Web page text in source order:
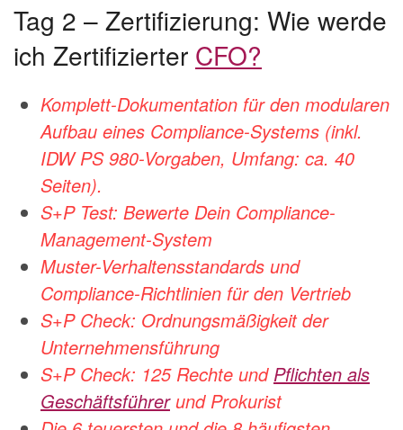
Tag 2 – Zertifizierung: Wie werde
ich Zertifizierter CFO?
Komplett-Dokumentation für den modularen
Aufbau eines Compliance-Systems (inkl.
IDW PS 980-Vorgaben, Umfang: ca. 40
Seiten).
S+P Test: Bewerte Dein Compliance-
Management-System
Muster-Verhaltensstandards und
Compliance-Richtlinien für den Vertrieb
S+P Check: Ordnungsmäßigkeit der
Unternehmensführung
S+P Check: 125 Rechte und Pflichten als
Geschäftsführerund Prokurist